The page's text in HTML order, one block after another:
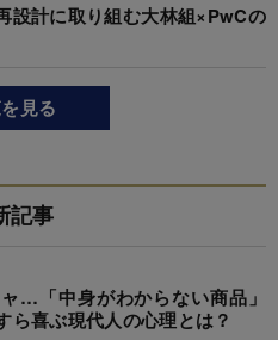
設計に取り組む大林組×PwCの
見る
記事
…「中身がわからない商品」
ら喜ぶ現代人の心理とは？